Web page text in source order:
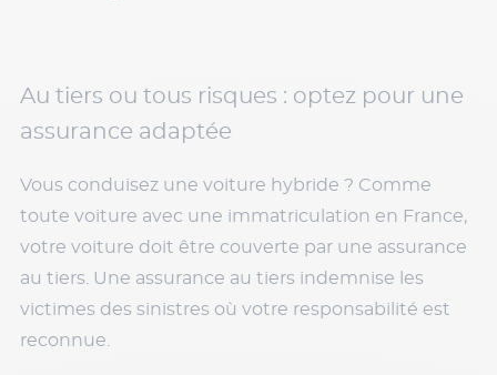
Au tiers ou tous risques : optez pour une
assurance adaptée
Vous conduisez une voiture hybride ? Comme
toute voiture avec une immatriculation en France,
votre voiture doit être couverte par une assurance
au tiers. Une assurance au tiers indemnise les
victimes des sinistres où votre responsabilité est
reconnue.